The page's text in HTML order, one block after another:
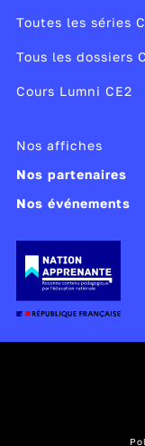
Toutes les séries
Tous les dossiers
Cours Lumni CE2
Nos affiches
Nos partenaires
Nos événements